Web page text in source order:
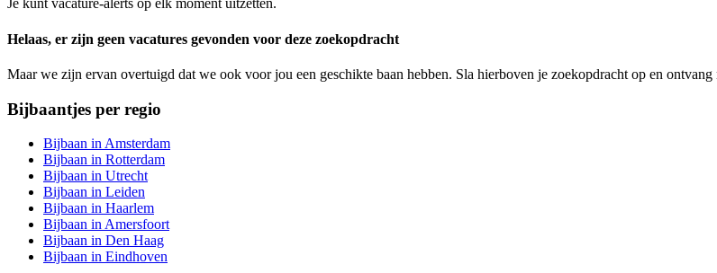
ignore
this
Je kunt vacature-alerts op elk moment uitzetten.
Helaas, er zijn geen vacatures gevonden voor deze zoekopdracht
Maar we zijn ervan overtuigd dat we ook voor jou een geschikte baan hebben. Sla hierboven je zoekopdracht op en
Bijbaantjes per regio
Bijbaan in Amsterdam
Bijbaan in Rotterdam
Bijbaan in Utrecht
Bijbaan in Leiden
Bijbaan in Haarlem
Bijbaan in Amersfoort
Bijbaan in Den Haag
Bijbaan in Eindhoven